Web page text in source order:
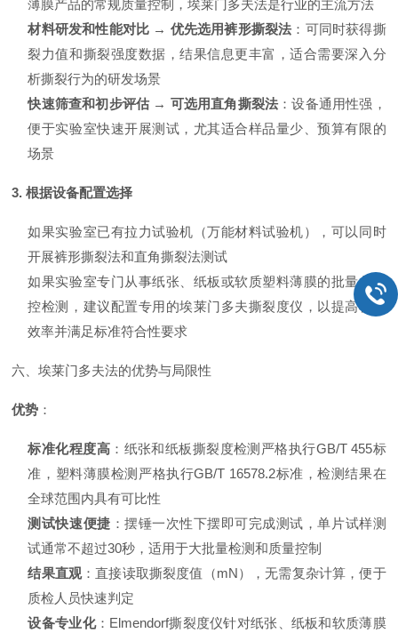
薄膜产品的常规质量控制，埃莱门多夫法是行业的主流方法
材料研发和性能对比 → 优先选用裤形撕裂法 ：可同时获得撕
裂力值和撕裂强度数据，结果信息更丰富，适合需要深入分
析撕裂行为的研发场景
快速筛查和初步评估 → 可选用直角撕裂法 ：设备通用性强，
便于实验室快速开展测试，尤其适合样品量少、预算有限的
场景
3. 根据设备配置选择
如果实验室已有拉力试验机（万能材料试验机），可以同时
开展裤形撕裂法和直角撕裂法测试
如果实验室专门从事纸张、纸板或软质塑料薄膜的批量化质
控检测，建议配置专用的埃莱门多夫撕裂度仪，以提高检测
效率并满足标准符合性要求
六、埃莱门多夫法的优势与局限性
优势 ：
标准化程度高 ：纸张和纸板撕裂度检测严格执行GB/T 455标
准，塑料薄膜检测严格执行GB/T 16578.2标准，检测结果在
全球范围内具有可比性
测试快速便捷 ：摆锤一次性下摆即可完成测试，单片试样测
试通常不超过30秒，适用于大批量检测和质量控制
结果直观：直接读取撕裂度值（mN），无需复杂计算，便于
质检人员快速判定
设备专业化：Elmendorf撕裂度仪针对纸张、纸板和软质薄膜